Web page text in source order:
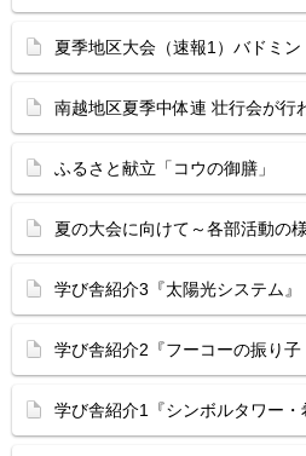
夏季地区大会（速報1）バドミン
南越地区夏季中体連 壮行会が行
ふるさと献立「コウの御膳」
夏の大会に向けて～各部活動の
学び舎紹介3『太陽光システム』
学び舎紹介2『フーコーの振り子
学び舎紹介1『シンボルタワー・